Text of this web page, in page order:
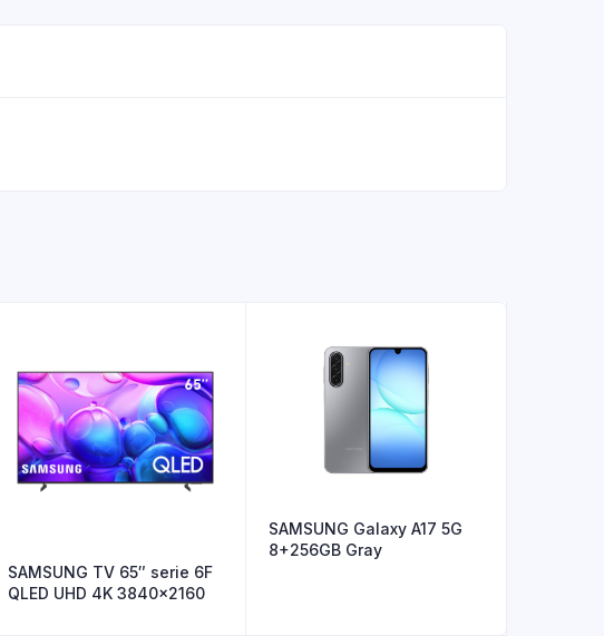
SAMSUNG TV 65″ serie 6F
QLED UHD 4K 3840×2160
SAMSUNG Galaxy A17 5G
8+256GB Gray